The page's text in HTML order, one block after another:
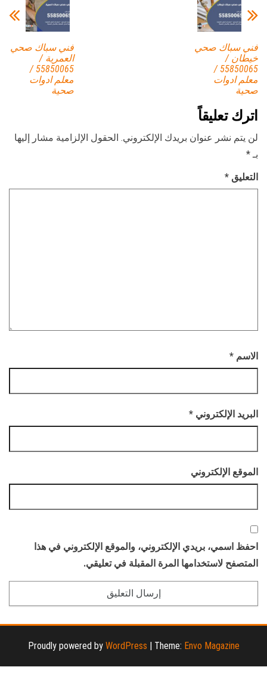
فني سباك صحي
العمرية /
55850065 /
معلم ادوات
صحية
فني سباك صحي
خيطان /
55850065 /
معلم ادوات
صحية
اترك تعليقاً
لن يتم نشر عنوان بريدك الإلكتروني. الحقول الإلزامية مشار إليها
بـ*
التعليق *
الاسم *
البريد الإلكتروني *
الموقع الإلكتروني
احفظ اسمي، بريدي الإلكتروني، والموقع الإلكتروني في هذا
المتصفح لاستخدامها المرة المقبلة في تعليقي.
Proudly powered by WordPress | Theme: Envo Magazine